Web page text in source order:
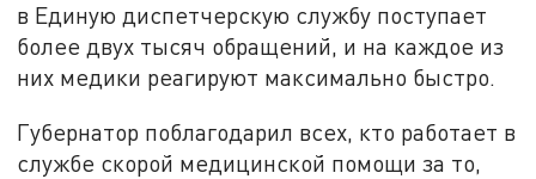
в Единую диспетчерскую службу поступает
более двух тысяч обращений, и на каждое из
них медики реагируют максимально быстро.
Губернатор поблагодарил всех, кто работает в
службе скорой медицинской помощи за то,